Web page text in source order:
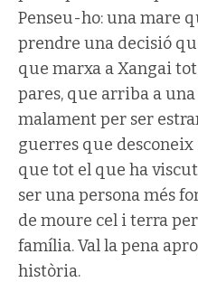
Penseu-ho: una mare
prendre una decisió
que marxa a Xangai
pares, que arriba a
malament per ser
guerres que desconeix
que tot el que ha
ser una persona més
de moure cel i terra
família. Val la pena
història.